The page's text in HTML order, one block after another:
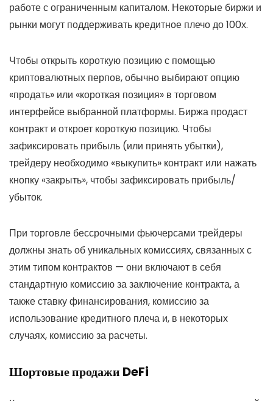
работе с ограниченным капиталом. Некоторые биржи и
рынки могут поддерживать кредитное плечо до 100х.
Чтобы открыть короткую позицию с помощью
криптовалютных перпов, обычно выбирают опцию
«продать» или «короткая позиция» в торговом
интерфейсе выбранной платформы. Биржа продаст
контракт и откроет короткую позицию. Чтобы
зафиксировать прибыль (или принять убытки),
трейдеру необходимо «выкупить» контракт или нажать
кнопку «закрыть», чтобы зафиксировать прибыль/
убыток.
При торговле бессрочными фьючерсами трейдеры
должны знать об уникальных комиссиях, связанных с
этим типом контрактов — они включают в себя
стандартную комиссию за заключение контракта, а
также ставку финансирования, комиссию за
использование кредитного плеча и, в некоторых
случаях, комиссию за расчеты.
Шортовые продажи DeFi